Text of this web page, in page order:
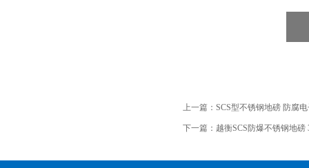
上一篇： SCS型不锈钢地磅 防腐
下一篇： 越衡SCS防爆不锈钢地